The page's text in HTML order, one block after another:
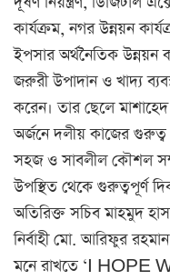
কার্যক্রম, নগর উন্নয়ন
ইপসার অর্থনৈতিক উন্নয়ন
জরুরী উপাদান ও খাদ্য
করেন। তার ছেলে
অর্জনে দলীয় কাজের
সহজ ও সাবলীল কৌশল
উপস্থিত থেকে গুরুত্বপূর্ণ
অতিরিক্ত সচিব মাহমুদ
নির্বাহী মো. আরিফুর
মনে রাখতে ‘I HOPE